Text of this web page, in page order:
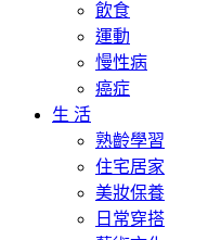
飲食
運動
慢性病
癌症
生 活
熟齡學習
住宅居家
美妝保養
日常穿搭